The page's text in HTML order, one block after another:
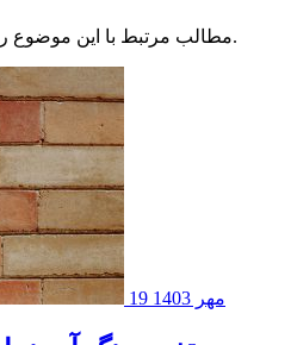
مطالب مرتبط با این موضوع را در این قسمت مطالعه نمایید.
19 مهر 1403